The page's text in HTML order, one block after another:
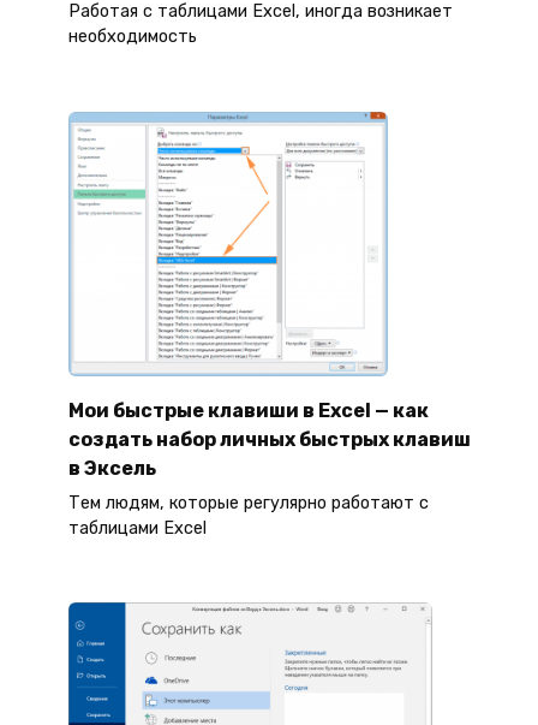
Работая с таблицами Excel, иногда возникает
необходимость
Мои быстрые клавиши в Excel — как
создать набор личных быстрых клавиш
в Эксель
Тем людям, которые регулярно работают с
таблицами Excel